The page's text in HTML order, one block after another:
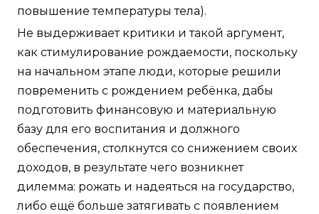
повышение температуры тела).
Не выдерживает критики и такой аргумент,
как стимулирование рождаемости, поскольку
на начальном этапе люди, которые решили
повременить с рождением ребёнка, дабы
подготовить финансовую и материальную
базу для его воспитания и должного
обеспечения, столкнутся со снижением своих
доходов, в результате чего возникнет
дилемма: рожать и надеяться на государство,
либо ещё больше затягивать с появлением